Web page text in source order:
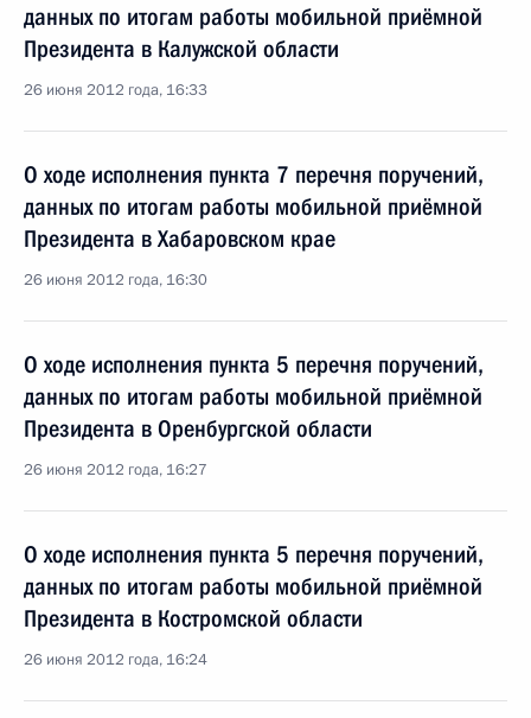
данных по итогам работы мобильной приёмной
Президента в Калужской области
26 июня 2012 года, 16:33
О ходе исполнения пункта 7 перечня поручений,
данных по итогам работы мобильной приёмной
Президента в Хабаровском крае
26 июня 2012 года, 16:30
О ходе исполнения пункта 5 перечня поручений,
данных по итогам работы мобильной приёмной
Президента в Оренбургской области
26 июня 2012 года, 16:27
О ходе исполнения пункта 5 перечня поручений,
данных по итогам работы мобильной приёмной
Президента в Костромской области
26 июня 2012 года, 16:24